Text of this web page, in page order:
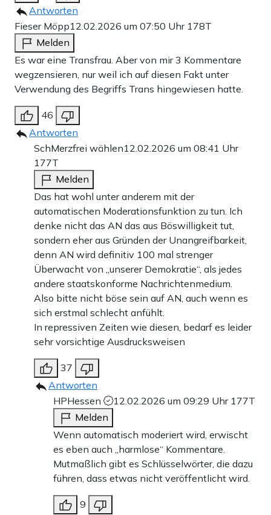
Antworten
Fieser Möpp12.02.2026 um 07:50 Uhr 178T
Melden
Es war eine Transfrau. Aber von mir 3 Kommentare
wegzensieren, nur weil ich auf diesen Fakt unter
Verwendung des Begriffs Trans hingewiesen hatte.
46
Antworten
SchMerzfrei wählen12.02.2026 um 08:41 Uhr
177T
Melden
Das hat wohl unter anderem mit der
automatischen Moderationsfunktion zu tun. Ich
denke nicht das AN das aus Böswilligkeit tut,
sondern eher aus Gründen der Unangreifbarkeit,
denn AN wird definitiv 100 mal strenger
Überwacht von „unserer Demokratie“, als jedes
andere staatskonforme Nachrichtenmedium.
Also bitte nicht böse sein auf AN, auch wenn es
sich erstmal schlecht anfühlt.
In repressiven Zeiten wie diesen, bedarf es leider
sehr vorsichtige Ausdrucksweisen
37
Antworten
HPHessen
12.02.2026 um 09:29 Uhr 177T
Melden
Wenn automatisch moderiert wird, erwischt
es eben auch „harmlose“ Kommentare.
Mutmaßlich gibt es Schlüsselwörter, die dazu
führen, dass etwas nicht veröffentlicht wird.
9